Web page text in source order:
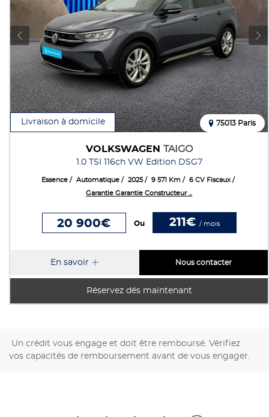
Livraison à domicile
VOLKSWAGEN TAIGO
1.0 TSI 116ch VW Edition DSG7
75013 Paris
Essence Automatique 2025 9 571 Km
6 CV Fiscaux
Garantie Garantie Constructeur ...
20 900€ Ou 211€ / mois
Réservez dés maintenant
En savoir Nous contacter
Un crédit vous engage et doit être remboursé. Vérifiez
vos capacités de remboursement avant de vous engager.